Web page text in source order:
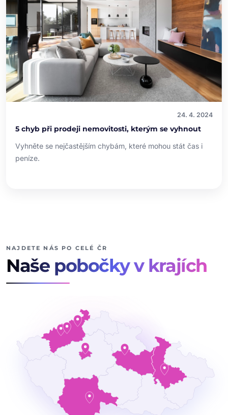
24. 4. 2024
5 chyb při prodeji nemovitosti, kterým se vyhnout
Vyhněte se nejčastějším chybám, které mohou stát čas i
peníze.
NAJDETE NÁS PO CELÉ ČR
Naše pobočky v krajích